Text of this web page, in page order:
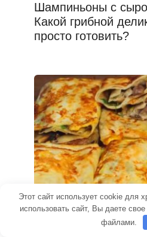
Шампиньоны с
Какой грибной
просто готовить?
Этот простой и
Этот сайт использует cookie для
использовать сайт, Вы даете
файлами.